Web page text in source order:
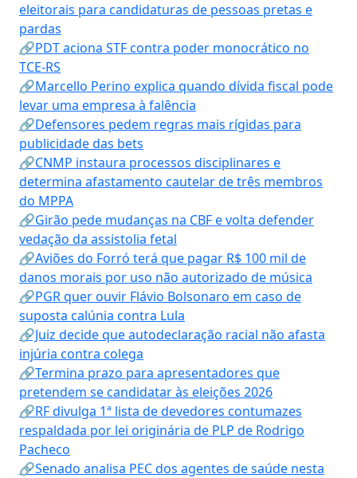
eleitorais para candidaturas de pessoas pretas e
pardas
🔗PDT aciona STF contra poder monocrático no
TCE-RS
🔗Marcello Perino explica quando dívida fiscal pode
levar uma empresa à falência
🔗Defensores pedem regras mais rígidas para
publicidade das bets
🔗CNMP instaura processos disciplinares e
determina afastamento cautelar de três membros
do MPPA
🔗Girão pede mudanças na CBF e volta defender
vedação da assistolia fetal
🔗Aviões do Forró terá que pagar R$ 100 mil de
danos morais por uso não autorizado de música
🔗PGR quer ouvir Flávio Bolsonaro em caso de
suposta calúnia contra Lula
🔗Juiz decide que autodeclaração racial não afasta
injúria contra colega
🔗Termina prazo para apresentadores que
pretendem se candidatar às eleições 2026
🔗RF divulga 1ª lista de devedores contumazes
respaldada por lei originária de PLP de Rodrigo
Pacheco
🔗Senado analisa PEC dos agentes de saúde nesta